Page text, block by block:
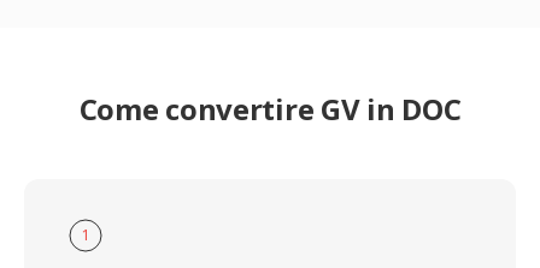
Come convertire GV in DOC
1